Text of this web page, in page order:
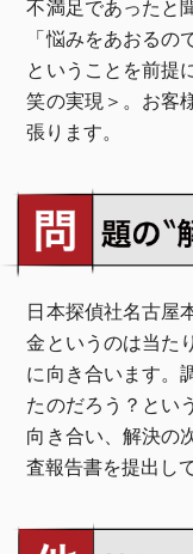
不満足であったと
「悩みをあおるの
ということを前提
笑の実現＞。お客
張ります。
日本探偵社名古屋
金というのは当た
に向き合います。
たのだろう？とい
向き合い、解決の
査報告書を提出し